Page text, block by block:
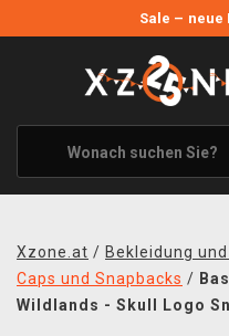
Sale – neue
ANGEBOTE
ALLE MARKEN
XZONE ORIGINALS
KLEIDUNG &
BÜCHER & COMICS
Xzone.at / Bekleidung
Caps und Snapbacks /
Wildlands - Skull Logo